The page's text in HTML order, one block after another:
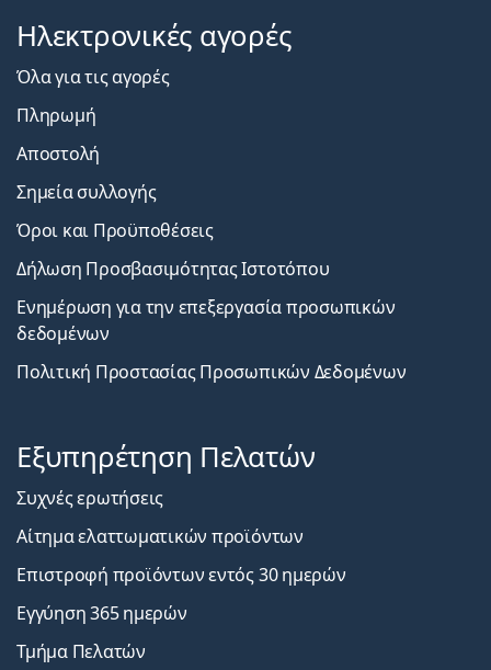
Ηλεκτρονικές αγορές
Όλα για τις αγορές
Πληρωμή
Αποστολή
Σημεία συλλογής
Όροι και Προϋποθέσεις
Δήλωση Προσβασιμότητας Ιστοτόπου
Ενημέρωση για την επεξεργασία προσωπικών
δεδομένων
Πολιτική Προστασίας Προσωπικών Δεδομένων
Εξυπηρέτηση Πελατών
Συχνές ερωτήσεις
Αίτημα ελαττωματικών προϊόντων
Επιστροφή προϊόντων εντός 30 ημερών
Εγγύηση 365 ημερών
Τμήμα Πελατών